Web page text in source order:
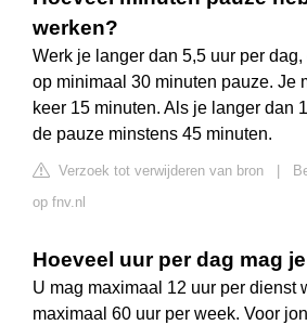
werken?
Werk je langer dan 5,5 uur per
op minimaal 30 minuten pauze. Je
keer 15 minuten. Als je langer dan
de pauze minstens 45 minuten.
Verzoek tot verwijderen van bron
op fnv.nl
Hoeveel uur per dag mag
U mag maximaal 12 uur per dienst
maximaal 60 uur per week. Voor